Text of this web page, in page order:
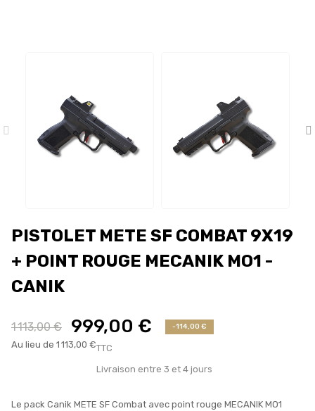
PISTOLET METE SF COMBAT 9X19
+ POINT ROUGE MECANIK MO1 -
CANIK
1 113,00 € 999,00 € -114,00 €
Au lieu de 1 113,00 €TTC
Livraison entre 3 et 4 jours
Le pack Canik METE SF Combat avec point rouge MECANIK MO1